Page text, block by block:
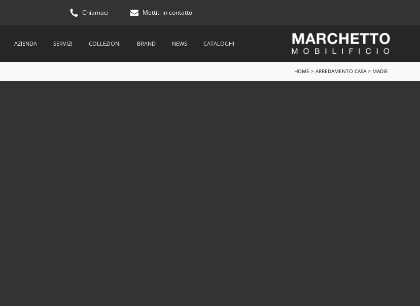
Chiamaci Mettiti in contatto
AZIENDA SERVIZI COLLEZIONI BRAND NEWS CATALOGHI
HOME > ARREDAMENTO CASA > MADIE